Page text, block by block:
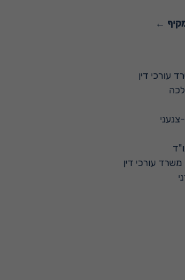
←
דין
עורכי דין